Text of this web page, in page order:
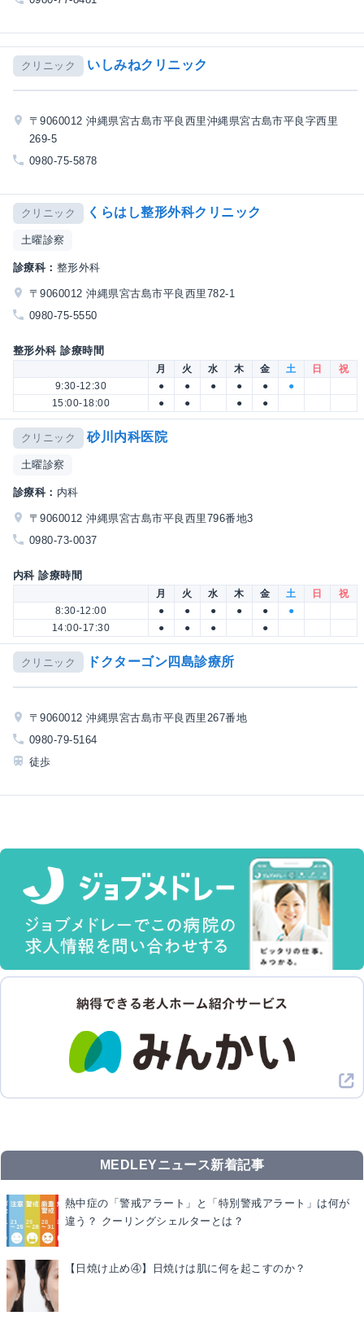
クリニック いしみねクリニック
〒9060012 沖縄県宮古島市平良西里沖縄県宮古島市平良字西里
269-5
0980-75-5878
クリニック くらはし整形外科クリニック
土曜診察
診療科： 整形外科
〒9060012 沖縄県宮古島市平良西里782-1
0980-75-5550
整形外科 診療時間
月 火 水 木 金 土 日
祝
9:30-12:30
● ● ● ● ●
●
15:00-18:00
● ● ● ●
クリニック 砂川内科医院
土曜診察
診療科： 内科
〒9060012 沖縄県宮古島市平良西里796番地3
0980-73-0037
内科 診療時間
月 火 水 木 金 土 日
祝
8:30-12:00
● ● ● ● ●
●
14:00-17:30
● ● ● ●
クリニック ドクターゴン四島診療所
〒9060012 沖縄県宮古島市平良西里267番地
0980-79-5164
徒歩
MEDLEYニュース新着記事
熱中症の「警戒アラート」と「特別警戒アラート」は何が
違う？ クーリングシェルターとは？
【日焼け止め④】日焼けは肌に何を起こすのか？